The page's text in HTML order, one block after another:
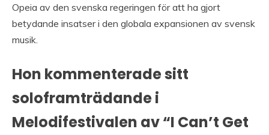
Opeia av den svenska regeringen för att ha gjort
betydande insatser i den globala expansionen av svensk
musik.
Hon kommenterade sitt
soloframträdande i
Melodifestivalen av “I Can’t Get